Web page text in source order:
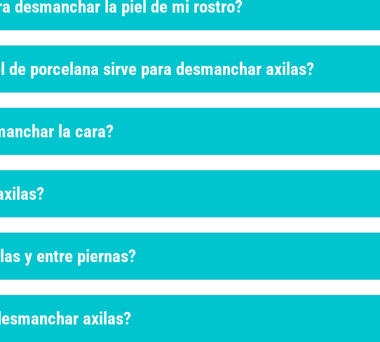
desmanchar la piel de mi rostro?
de porcelana sirve para desmanchar axilas?
la cara?
y entre piernas?
axilas?